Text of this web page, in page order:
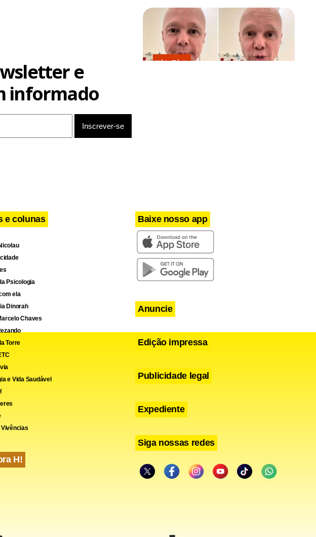
Kátia Flávia
e
informado
e colunas
Psicologia
ela
Dinorah
Chaves
Torre
e Vida Saudável
H!
Baixe nosso app
Anuncie
Edição impressa
Publicidade legal
Expediente
Siga nossas redes